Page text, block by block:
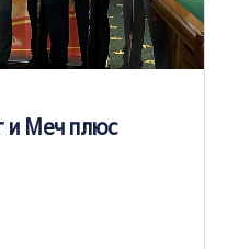
и Меч плюс